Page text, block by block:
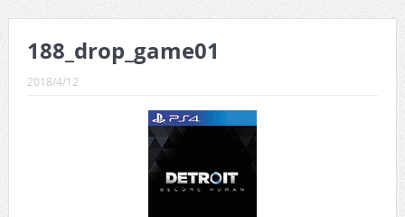
CINEMA×STYLE 289号
CINEMA×STYLE 287号
CINEMA×STYLE 286号
188_drop_game01
2018/4/12